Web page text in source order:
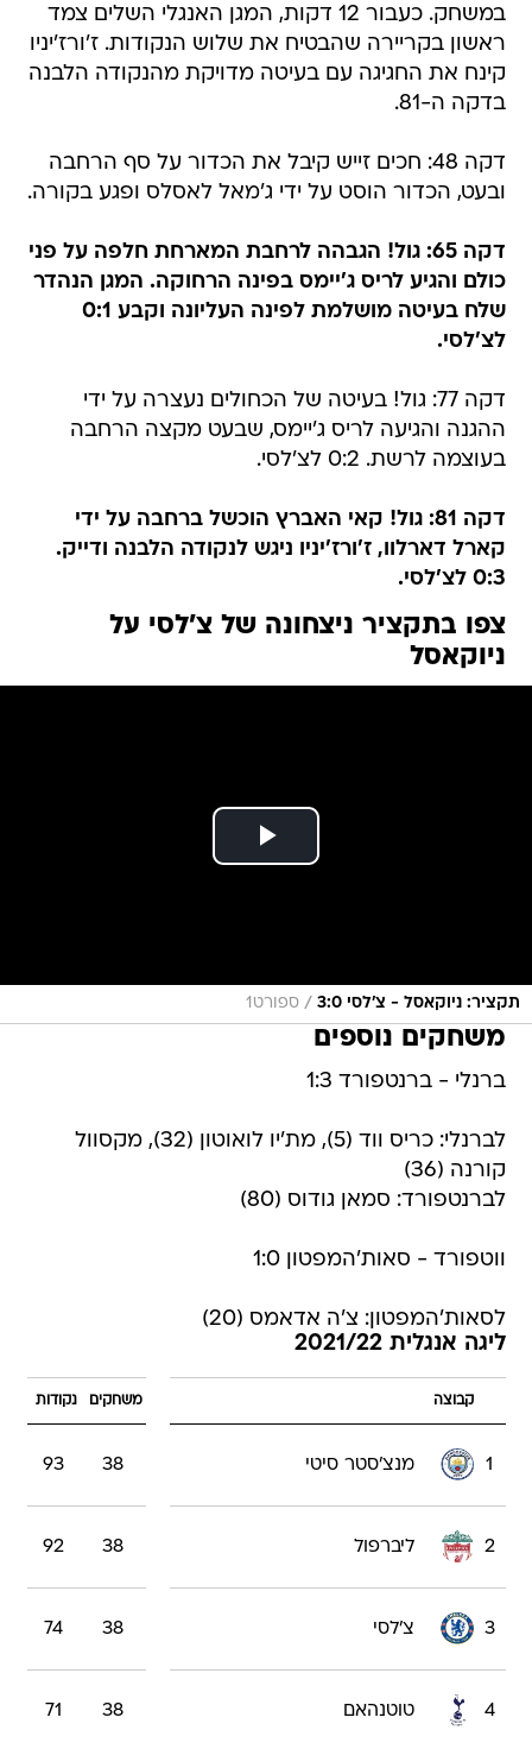
במשחק. כעבור 12 דקות, המגן האנגלי השלים צמד
ראשון בקריירה שהבטיח את שלוש הנקודות. ז'ורז'יניו
קינח את החגיגה עם בעיטה מדויקת מהנקודה הלבנה
בדקה ה-81.
דקה 48: חכים זייש קיבל את הכדור על סף הרחבה
ובעט, הכדור הוסט על ידי ג'מאל לאסלס ופגע בקורה.
דקה 65: גול! הגבהה לרחבת המארחת חלפה על פני
כולם והגיע לריס ג'יימס בפינה הרחוקה. המגן הנהדר
שלח בעיטה מושלמת לפינה העליונה וקבע 0:1
לצ'לסי.
דקה 77: גול! בעיטה של הכחולים נעצרה על ידי
ההגנה והגיעה לריס ג'יימס, שבעט מקצה הרחבה
בעוצמה לרשת. 0:2 לצ'לסי.
דקה 81: גול! קאי האברץ הוכשל ברחבה על ידי
קארל דארלוו, ז'ורז'יניו ניגש לנקודה הלבנה ודייק.
0:3 לצ'לסי.
צפו בתקציר ניצחונה של צ'לסי על
ניוקאסל
תקציר: ניוקאסל - צ'לסי 3:0 / ספורט1
משחקים נוספים
ברנלי - ברנטפורד 1:3
לברנלי: כריס ווד (5), מת'יו לואוטון (32), מקסוול
קורנה (36)
לברנטפורד: סמאן גודוס (80)
ווטפורד - סאות'המפטון 1:0
לסאות'המפטון: צ'ה אדאמס (20)
ליגה אנגלית 2021/22
קבוצה משחקים נקודות
1 מנצ'סטר סיטי 38
93
2 ליברפול 38
92
3 צ'לסי 38
74
4 טוטנהאם 38
71